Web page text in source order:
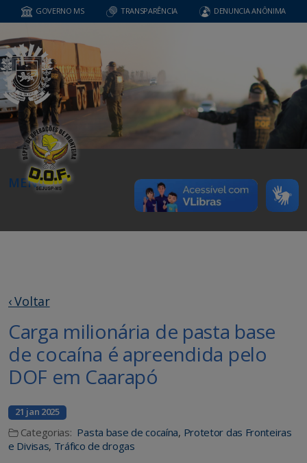
GOVERNO MS TRANSPARÊNCIA DENUNCIA ANÔNIMA
MENU
‹ Voltar
Carga milionária de pasta base
de cocaína é apreendida pelo
DOF em Caarapó
21 jan 2025
Categorias: Pasta base de cocaína, Protetor das Fronteiras
e Divisas, Tráfico de drogas